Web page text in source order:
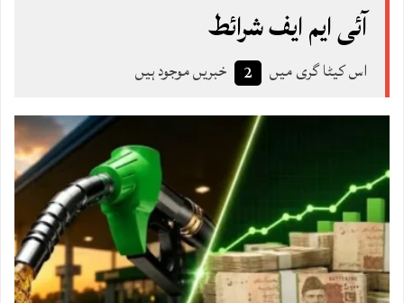
آئی ایم ایف شرائط
اس کیٹا گری میں 2 خبریں موجود ہیں